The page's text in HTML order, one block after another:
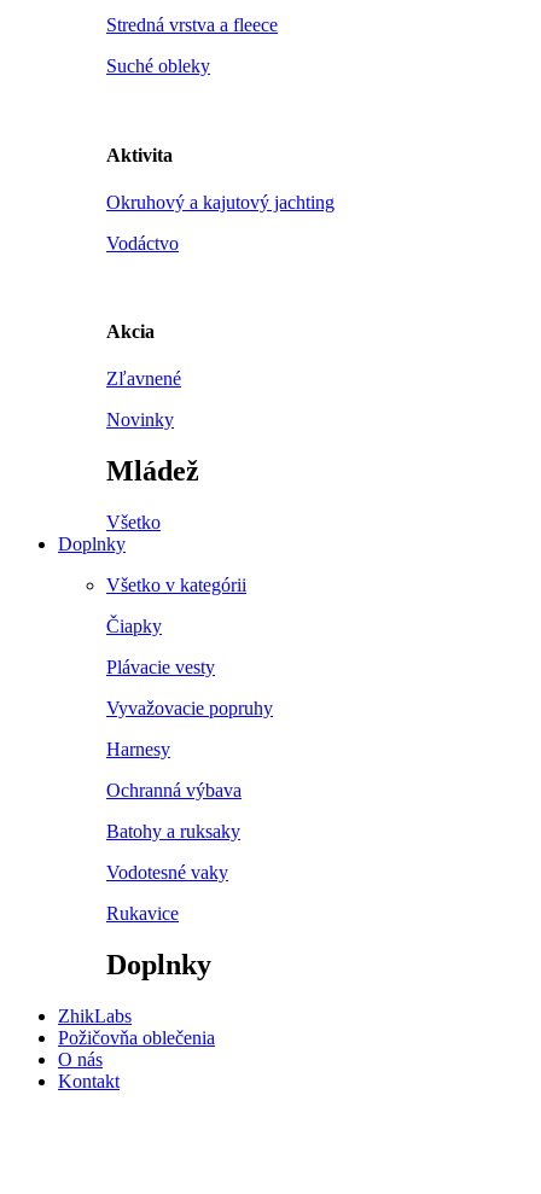
Stredná vrstva a fleece
Suché obleky
Aktivita
Okruhový a kajutový jachting
Vodáctvo
Akcia
Zľavnené
Novinky
Mládež
Všetko
Doplnky
Všetko v kategórii
Čiapky
Plávacie vesty
Vyvažovacie popruhy
Harnesy
Ochranná výbava
Batohy a ruksaky
Vodotesné vaky
Rukavice
Doplnky
ZhikLabs
Požičovňa oblečenia
O nás
Kontakt